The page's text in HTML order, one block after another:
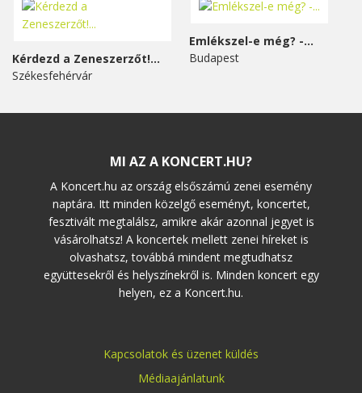
Kérdezd a Zeneszerzőt!...
Székesfehérvár
Emlékszel-e még? -...
Budapest
MI AZ A KONCERT.HU?
A Koncert.hu az ország elsőszámú zenei esemény
naptára. Itt minden közelgő eseményt, koncertet,
fesztivált megtalálsz, amikre akár azonnal jegyet is
vásárolhatsz! A koncertek mellett zenei híreket is
olvashatsz, továbbá mindent megtudhatsz
együttesekről és helyszínekről is. Minden koncert egy
helyen, ez a Koncert.hu.
Kapcsolatok és üzenet küldés
Médiaajánlatunk